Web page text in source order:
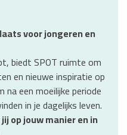
voor jongeren en
biedt SPOT ruimte om
en nieuwe inspiratie op
een moeilijke periode
in je dagelijks leven.
op jouw manier en in